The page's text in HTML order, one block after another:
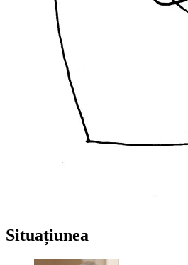
Situațiunea